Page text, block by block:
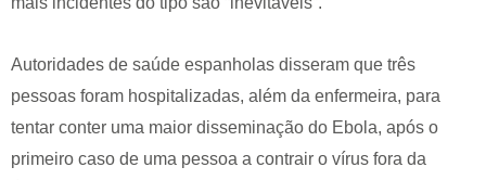
Autoridades de saúde espanholas disseram que três
pessoas foram hospitalizadas, além da enfermeira, para
tentar conter uma maior disseminação do Ebola, após o
primeiro caso de uma pessoa a contrair o vírus fora da